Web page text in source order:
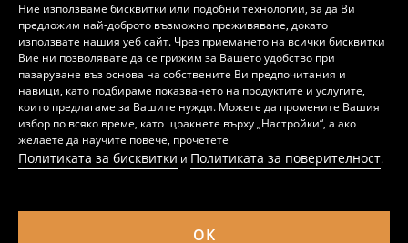
Ние използваме бисквитки или подобни технологии, за да Ви
предложим най-доброто възможно преживяване, докато
използвате нашия уеб сайт. Чрез приемането на всички бисквитки
Вие ни позволявате да се грижим за Вашето удобство при
пазаруване въз основа на собствените Ви предпочитания и
навици, като подбираме показването на продуктите и услугите,
които предлагаме за Вашите нужди. Можете да промените Вашия
избор по всяко време, като щракнете върху „Настройки“, а ако
желаете да научите повече, прочетете
Политиката за бисквитки и Политиката за поверителност.
OK